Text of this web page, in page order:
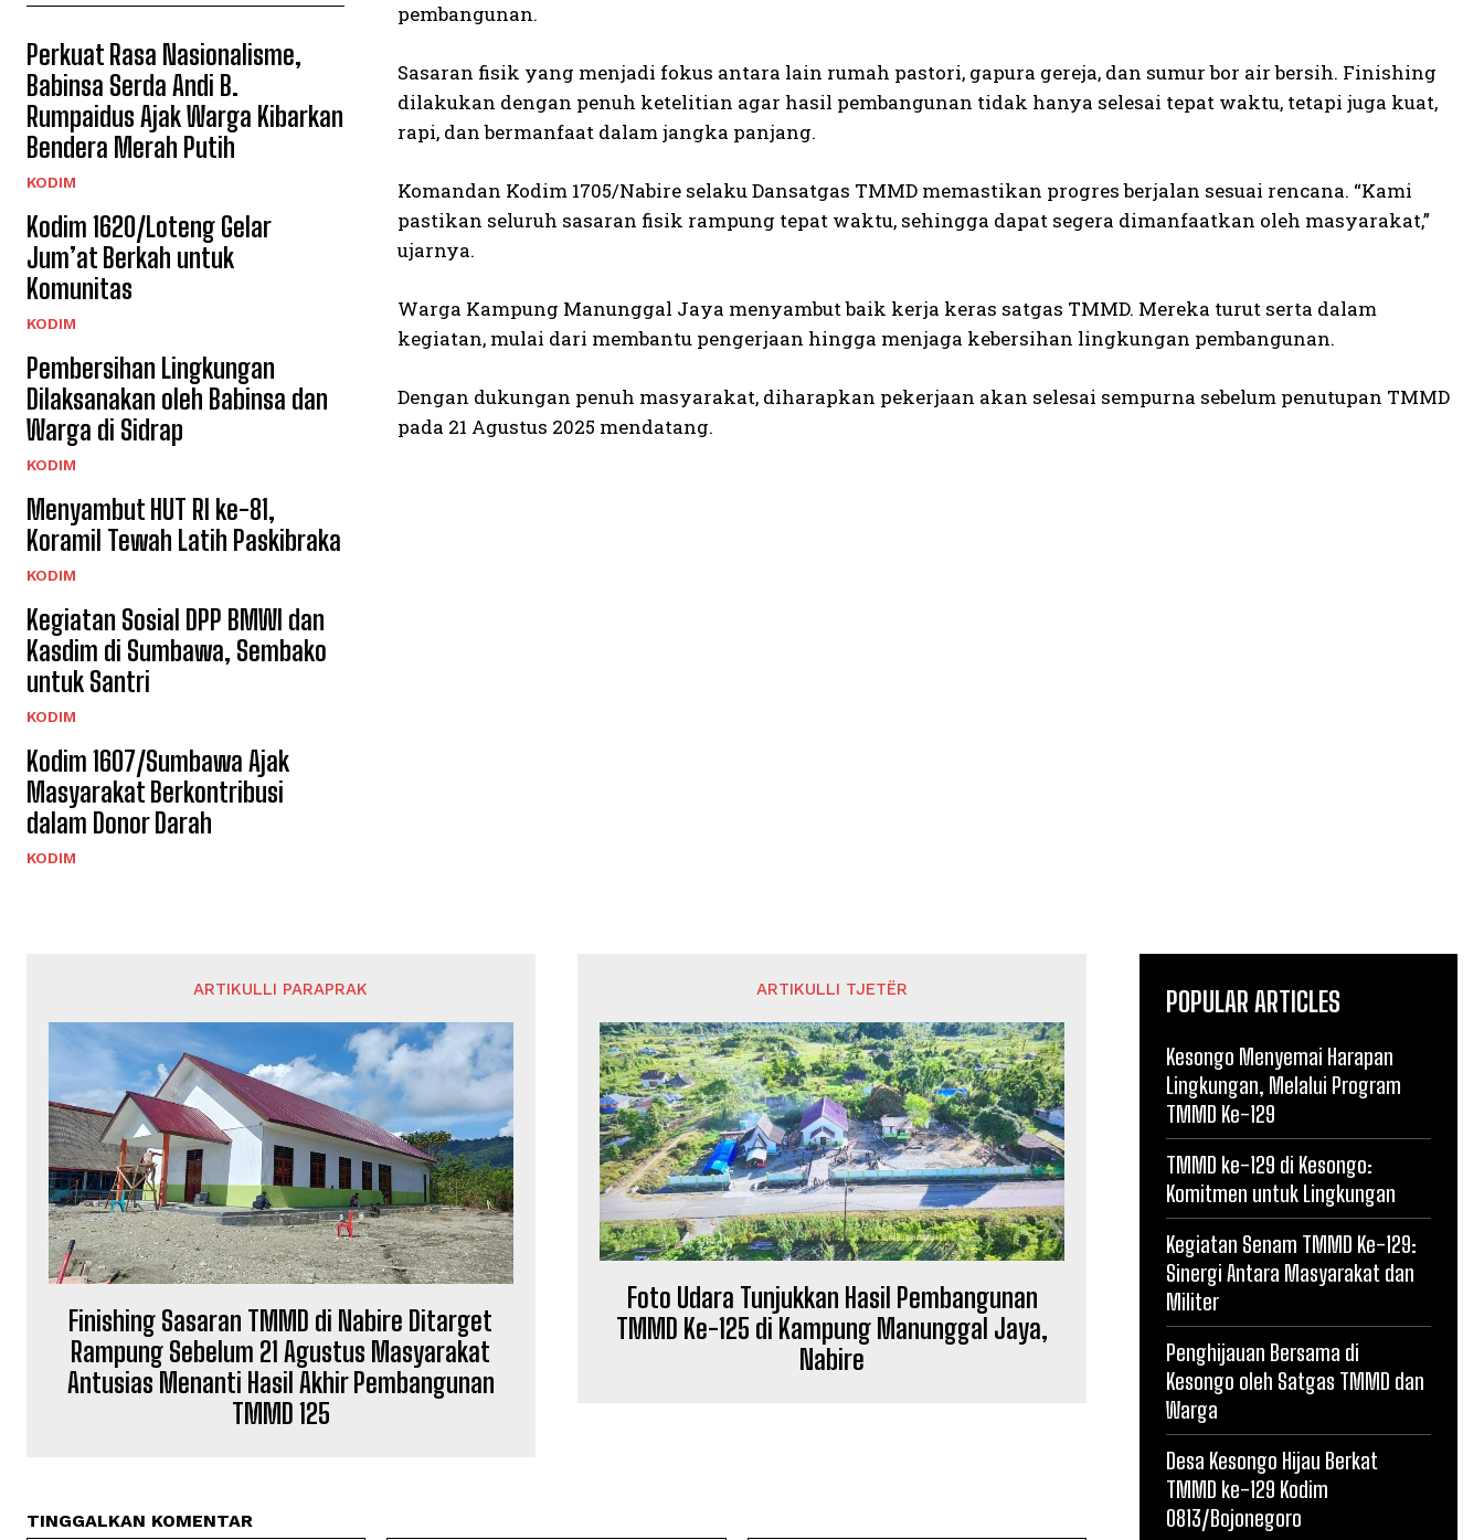
Perkuat Rasa Nasionalisme,
Babinsa Serda Andi B.
Rumpaidus Ajak Warga Kibarkan
Bendera Merah Putih
KODIM
Kodim 1620/Loteng Gelar
Jum’at Berkah untuk
Komunitas
KODIM
Pembersihan Lingkungan
Dilaksanakan oleh Babinsa dan
Warga di Sidrap
KODIM
Menyambut HUT RI ke-81,
Koramil Tewah Latih Paskibraka
KODIM
Kegiatan Sosial DPP BMWI dan
Kasdim di Sumbawa, Sembako
untuk Santri
KODIM
Kodim 1607/Sumbawa Ajak
Masyarakat Berkontribusi
dalam Donor Darah
KODIM
pembangunan.
Sasaran fisik yang menjadi fokus antara lain rumah pastori, gapura gereja, dan sumur bor air bersih. Finishing
dilakukan dengan penuh ketelitian agar hasil pembangunan tidak hanya selesai tepat waktu, tetapi juga kuat,
rapi, dan bermanfaat dalam jangka panjang.
Komandan Kodim 1705/Nabire selaku Dansatgas TMMD memastikan progres berjalan sesuai rencana. “Kami
pastikan seluruh sasaran fisik rampung tepat waktu, sehingga dapat segera dimanfaatkan oleh masyarakat,”
ujarnya.
Warga Kampung Manunggal Jaya menyambut baik kerja keras satgas TMMD. Mereka turut serta dalam
kegiatan, mulai dari membantu pengerjaan hingga menjaga kebersihan lingkungan pembangunan.
Dengan dukungan penuh masyarakat, diharapkan pekerjaan akan selesai sempurna sebelum penutupan TMMD
pada 21 Agustus 2025 mendatang.
ARTIKULLI PARAPRAK
Finishing Sasaran TMMD di Nabire Ditarget
Rampung Sebelum 21 Agustus Masyarakat
Antusias Menanti Hasil Akhir Pembangunan
TMMD 125
ARTIKULLI TJETËR
Foto Udara Tunjukkan Hasil Pembangunan
TMMD Ke-125 di Kampung Manunggal Jaya,
Nabire
TINGGALKAN KOMENTAR
POPULAR ARTICLES
Kesongo Menyemai Harapan
Lingkungan, Melalui Program
TMMD Ke-129
TMMD ke-129 di Kesongo:
Komitmen untuk Lingkungan
Kegiatan Senam TMMD Ke-129:
Sinergi Antara Masyarakat dan
Militer
Penghijauan Bersama di
Kesongo oleh Satgas TMMD dan
Warga
Desa Kesongo Hijau Berkat
TMMD ke-129 Kodim
0813/Bojonegoro